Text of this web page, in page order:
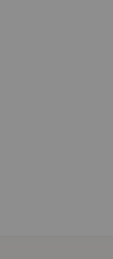
年在牛津馬格
想像力及以
、《十六世